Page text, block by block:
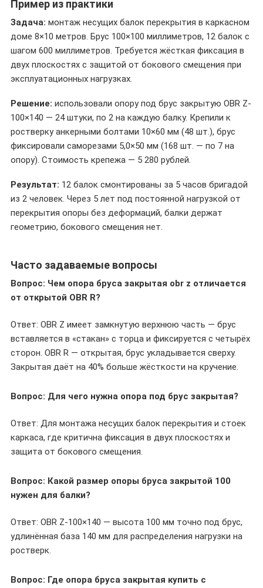
Пример из практики
Задача: монтаж несущих балок перекрытия в каркасном
доме 8×10 метров. Брус 100×100 миллиметров, 12 балок с
шагом 600 миллиметров. Требуется жёсткая фиксация в
двух плоскостях с защитой от бокового смещения при
эксплуатационных нагрузках.
Решение: использовали опору под брус закрытую OBR Z-
100×140 — 24 штуки, по 2 на каждую балку. Крепили к
ростверку анкерными болтами 10×60 мм (48 шт.), брус
фиксировали саморезами 5,0×50 мм (168 шт. — по 7 на
опору). Стоимость крепежа — 5 280 рублей.
Результат: 12 балок смонтированы за 5 часов бригадой
из 2 человек. Через 5 лет под постоянной нагрузкой от
перекрытия опоры без деформаций, балки держат
геометрию, бокового смещения нет.
Часто задаваемые вопросы
Вопрос: Чем опора бруса закрытая obr z отличается
от открытой OBR R?
Ответ: OBR Z имеет замкнутую верхнюю часть — брус
вставляется в «стакан» с торца и фиксируется с четырёх
сторон. OBR R — открытая, брус укладывается сверху.
Закрытая даёт на 40% больше жёсткости на кручение.
Вопрос: Для чего нужна опора под брус закрытая?
Ответ: Для монтажа несущих балок перекрытия и стоек
каркаса, где критична фиксация в двух плоскостях и
защита от бокового смещения.
Вопрос: Какой размер опоры бруса закрытой 100
нужен для балки?
Ответ: OBR Z-100×140 — высота 100 мм точно под брус,
удлинённая база 140 мм для распределения нагрузки на
ростверк.
Вопрос: Где опора бруса закрытая купить с